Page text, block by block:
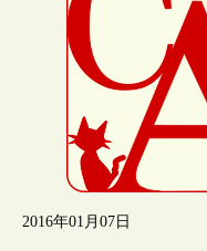
2016年01月07日